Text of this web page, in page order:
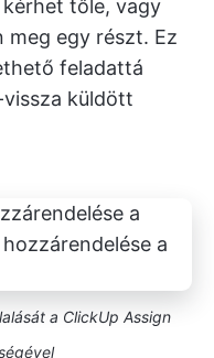
tőle, vagy
meg egy részt. Ez
feladattá
küldött
a ClickUp Assign